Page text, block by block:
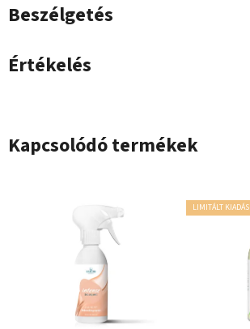
Beszélgetés
Értékelés
Kapcsolódó termékek
LIMITÁLT KIADÁS